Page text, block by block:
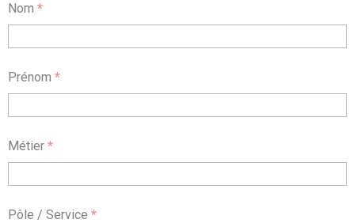
Nom *
Prénom *
Métier *
Pôle / Service *